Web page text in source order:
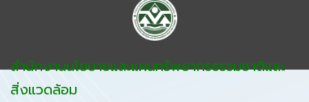
สำนักงานนโยบายและแผนทรัพยากรธรรมชาติและ
สิ่งแวดล้อม